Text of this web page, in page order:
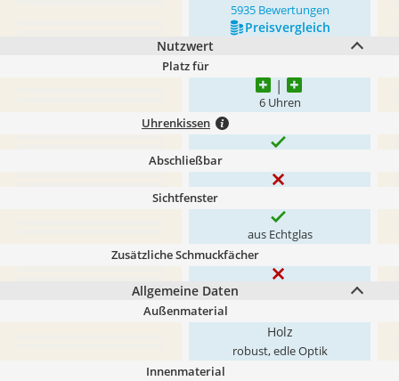
5935 Bewertungen
Preis­vergleich
Nutzwert
Platz für
6 Uhren
Uhrenkissen
Abschließbar
Sichtfenster
aus Echtglas
Zusätzliche Schmuckfächer
Allgemeine Daten
Außenmaterial
Holz
robust, edle Optik
Innenmaterial